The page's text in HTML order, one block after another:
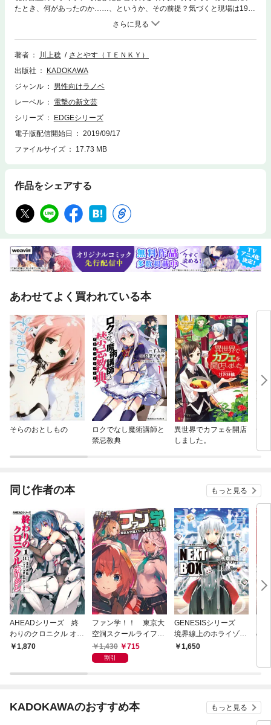
たとき、何があったのか……、というか、その前提？気づくと現場は1990
年代。広大な学園都市の中で、僕は馬鹿なダベりをしつつ、巨乳の先輩に
縦方向の盛り上がりをしていたのだけど、何か没入系ゲームで即死したり
といろいろありましてね……。チョイと気軽に天地創造。つまりこれは
「神話再現」だ……！
著者 川上稔
さとやす（ＴＥＮＫＹ）
出版社
KADOKAWA
ジャンル
男性向けラノベ
レーベル
電撃の新文芸
シリーズ
EDGEシリーズ
電子版配信開始日
2019/09/17
ファイルサイズ
17.73 MB
作品をシェアする
あわせてよく買われている本
そらのおとしもの
ロクでなし魔術講師と
禁忌教典
異世界でカフェを開店
しました。
デ
同じ作者の本 もっと見る
AHEADシリーズ 終
わりのクロニクル オリ
ジン(1)〈上〉【電子
1,870
ファン学！！ 東京大
空洞スクールライフRT
A 1,430 715
割引
GENESISシリーズ
境界線上のホライゾン
NEXT BOX 序章編
1,650
の
KADOKAWAのおすすめ本 もっと見る